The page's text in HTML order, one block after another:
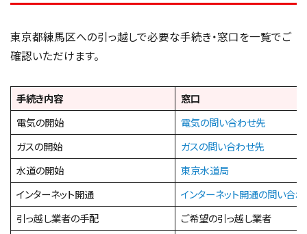
東京都練馬区への引っ越しで必要な手続き・窓口を一覧でご
確認いただけます。
手続き内容
窓口
電気の開始
電気の問い合わせ先
ガスの開始
ガスの問い合わせ先
水道の開始
東京水道局
インターネット開通
インターネット開通の問い合
引っ越し業者の手配
ご希望の引っ越し業者